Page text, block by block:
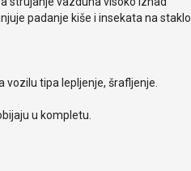
padanje kiše i insekata na staklo.
vozilu tipa lepljenje, šrafljenje.
u kompletu.